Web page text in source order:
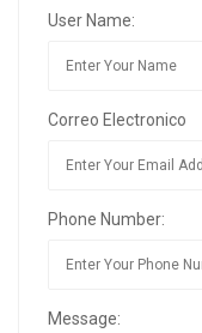
User Name:
Correo Electronico
Phone Number:
Message: